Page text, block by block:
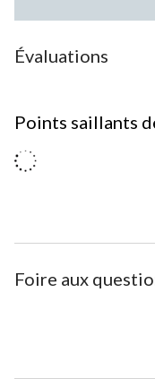
Évaluations
Points saillants
Foire aux